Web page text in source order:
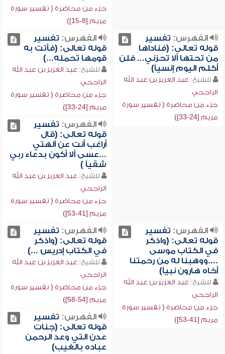
جزء من محاضرة ( تفسير سورة
مريم [8-15])
الفهرس: تفسير
قوله تعالى: (فناداها
من تحتها ألا تحزني... فلن
أكلم اليوم إنسياً)
للشيخ: عبد العزيز بن عبد الله
الراجحي
جزء من محاضرة ( تفسير سورة
مريم [24-33])
الفهرس: تفسير
قوله تعالى: (فأتت به
قومها تحمله...)
للشيخ: عبد العزيز بن عبد الله
الراجحي
جزء من محاضرة ( تفسير سورة
مريم [24-33])
الفهرس: تفسير
قوله تعالى: (قال
أراغب أنت عن آلهتي
...عسى ألا أكون بدعاء ربي
شقياً )
للشيخ: عبد العزيز بن عبد الله
الراجحي
جزء من محاضرة ( تفسير سورة
مريم [41-53])
الفهرس: تفسير
قوله تعالى: (واذكر
في الكتاب موسى
....ووهبنا له من رحمتنا
أخاه هارون نبياً)
للشيخ: عبد العزيز بن عبد الله
الراجحي
جزء من محاضرة ( تفسير سورة
مريم [41-53])
الفهرس: تفسير
قوله تعالى: (واذكر
في الكتاب إدريس ...)
للشيخ: عبد العزيز بن عبد الله
الراجحي
جزء من محاضرة ( تفسير سورة
مريم [54-58])
الفهرس: تفسير
قوله تعالى: (جنات
عدن التي وعد الرحمن
عباده بالغيب)